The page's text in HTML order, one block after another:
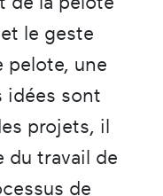
le geste
pelote, une
idées sont
projets, il
du travail de
de